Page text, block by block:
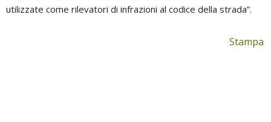
utilizzate come rilevatori di infrazioni al codice della strada”.
Stampa